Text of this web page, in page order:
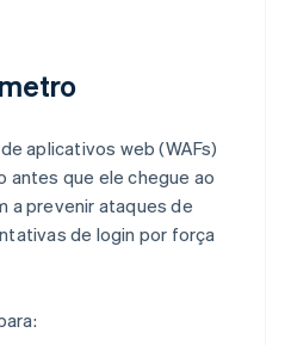
aplicativos web (WAFs)
que ele chegue ao
a prevenir ataques de
de login por força